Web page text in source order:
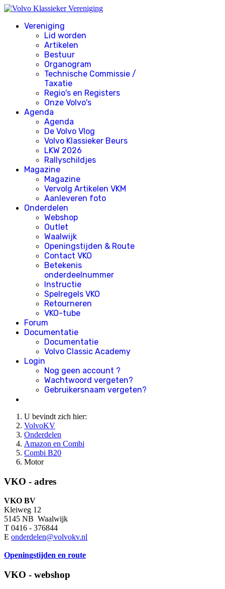
Vereniging
Lid worden
Artikelen
Bestuur
Organogram
Technische Commissie /
Taxatie
Regio's en Registers
Onze Volvo's
Agenda
Agenda
De Volvo Vlog
Volvo Klassieker Beurs
LKW 2026
Rallyschildjes
Magazine
Magazine
Vervolg Artikelen VKM
Aanleveren foto
Onderdelen
Webshop
Outlet
Waalwijk
Openingstijden & Route
Contact VKO
Betekenis
onderdeelnummer
Instructie
Spelregels VKO
Retourneren
VKO-tube
Forum
Documentatie
Documentatie
Volvo Classic Academy
Login
Nog geen account ?
Wachtwoord vergeten?
Gebruikersnaam vergeten?
U bevindt zich hier:
VolvoKV
Onderdelen
Amazon en Combi
Combi B20
Motor
VKO - adres
VKO BV
Kleiweg 12
5145 NB Waalwijk
T 0416 - 376844
E onderdelen@volvokv.nl
Openingstijden en route
VKO - webshop